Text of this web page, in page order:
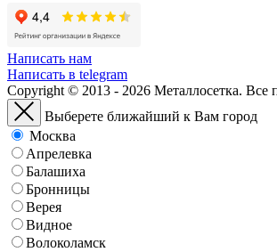
Написать нам
Написать в telegram
Copyright © 2013 - 2026 Металлосетка. Все
Выберете ближайший к Вам город
Москва
Апрелевка
Балашиха
Бронницы
Верея
Видное
Волоколамск